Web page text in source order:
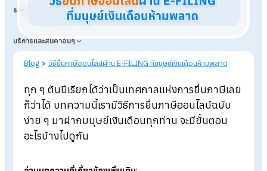
ราคา
บริการและสินค้าอื่นๆ